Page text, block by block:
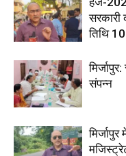
तिथि
संपन्न